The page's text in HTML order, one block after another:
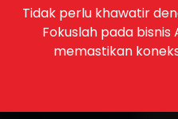
Tidak perlu khawatir
Fokuslah pada
memastikan